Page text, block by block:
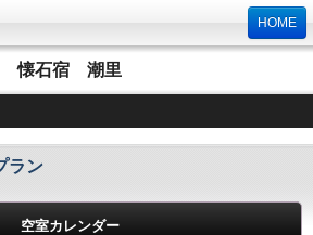
HOME
懐石宿 潮里
ラン
空室カレンダー